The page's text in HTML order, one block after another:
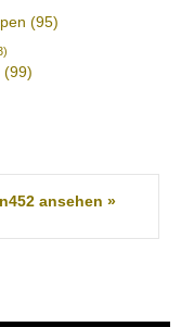
(95)
(99)
ansehen »